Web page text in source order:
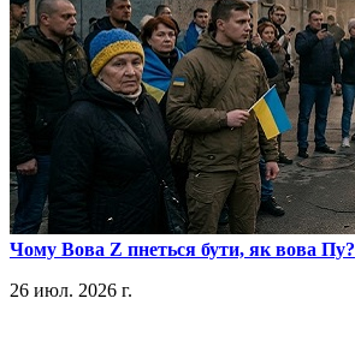
​Чому Вова Z пнеться бути, як вова Пу?
26 июл. 2026 г.